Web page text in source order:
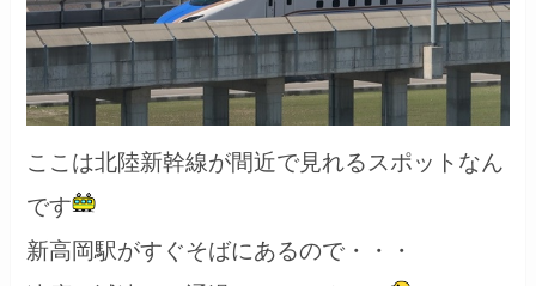
ここは北陸新幹線が間近で見れるスポットなん
です
新高岡駅がすぐそばにあるので・・・